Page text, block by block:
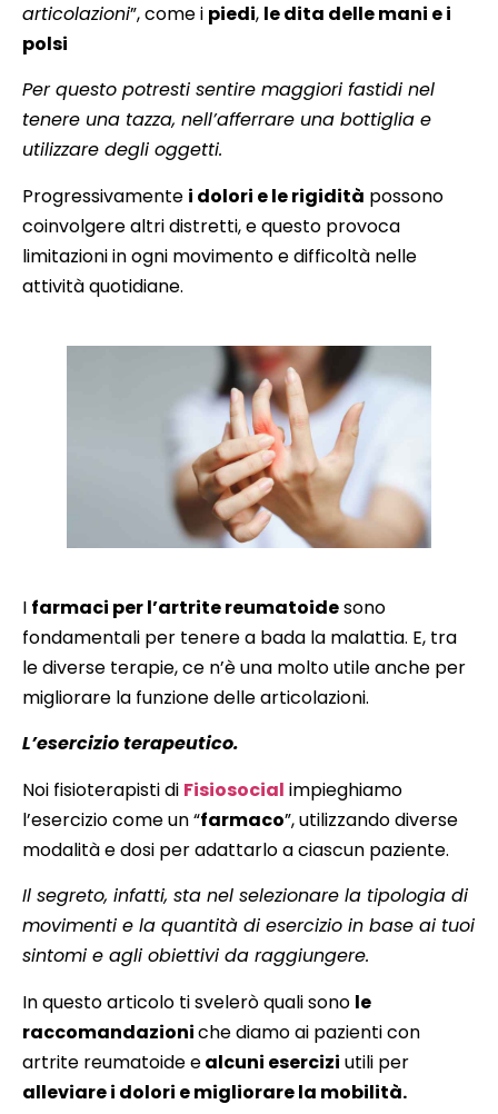
articolazioni”, come i piedi, le dita delle mani e i
polsi
Per questo potresti sentire maggiori fastidi nel
tenere una tazza, nell’afferrare una bottiglia e
utilizzare degli oggetti.
Progressivamente i dolori e le rigidità possono
coinvolgere altri distretti, e questo provoca
limitazioni in ogni movimento e difficoltà nelle
attività quotidiane.
I farmaci per l’artrite reumatoidesono
fondamentali per tenere a bada la malattia. E, tra
le diverse terapie, ce n’è una molto utile anche per
migliorare la funzione delle articolazioni.
L’esercizio terapeutico.
Noi fisioterapisti di Fisiosocial impieghiamo
l’esercizio come un “farmaco”, utilizzando diverse
modalità e dosi per adattarlo a ciascun paziente.
Il segreto, infatti, sta nel selezionare la tipologia di
movimenti e la quantità di esercizio in base ai tuoi
sintomi e agli obiettivi da raggiungere.
In questo articolo ti svelerò quali sono le
raccomandazioniche diamo ai pazienti con
artrite reumatoide ealcuni esercizi utili per
alleviare i dolori e migliorare la mobilità.